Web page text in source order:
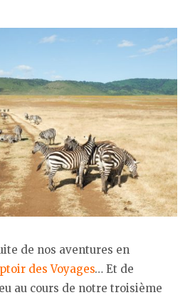
de nos aventures en
des Voyages… Et de
au cours de notre troisième